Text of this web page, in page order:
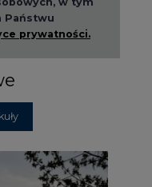
Państwu
prywatności.